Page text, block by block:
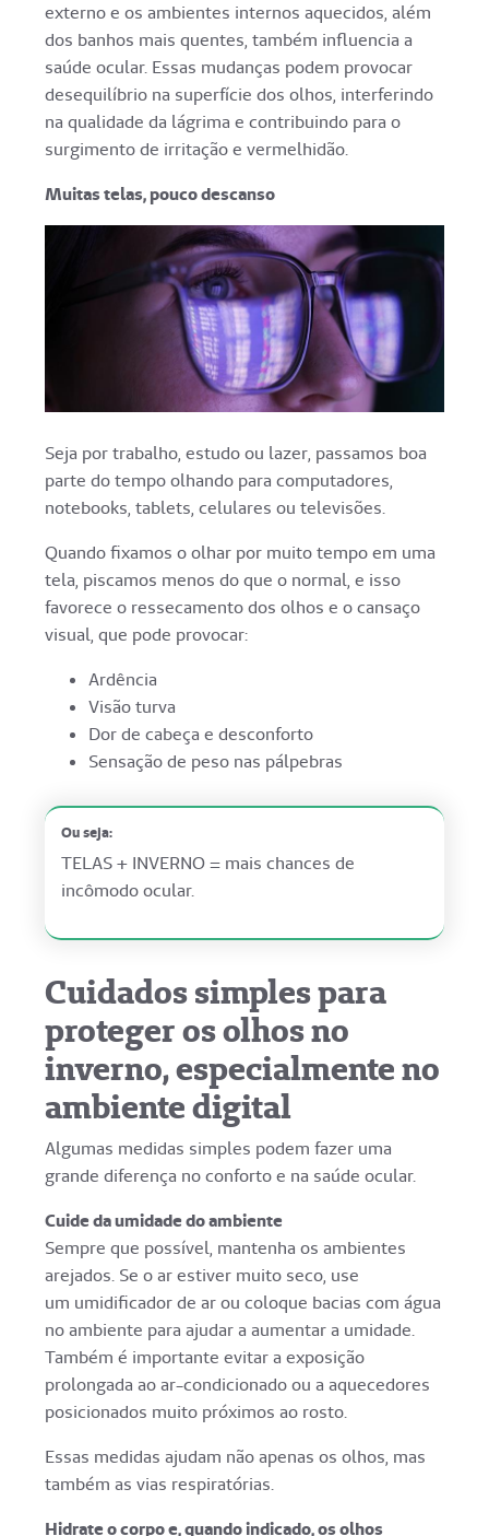
externo e os ambientes internos aquecidos, além
dos banhos mais quentes, também influencia a
saúde ocular. Essas mudanças podem provocar
desequilíbrio na superfície dos olhos, interferindo
na qualidade da lágrima e contribuindo para o
surgimento de irritação e vermelhidão.
Muitas telas, pouco descanso
Seja por trabalho, estudo ou lazer, passamos boa
parte do tempo olhando para computadores,
notebooks, tablets, celulares ou televisões.
Quando fixamos o olhar por muito tempo em uma
tela, piscamos menos do que o normal, e isso
favorece o ressecamento dos olhos e o cansaço
visual, que pode provocar:
Ardência
Visão turva
Dor de cabeça e desconforto
Sensação de peso nas pálpebras
Ou seja:
TELAS + INVERNO = mais chances de
incômodo ocular.
Cuidados simples para
proteger os olhos no
inverno, especialmente no
ambiente digital
Algumas medidas simples podem fazer uma
grande diferença no conforto e na saúde ocular.
Cuide da umidade do ambiente
Sempre que possível, mantenha os ambientes
arejados. Se o ar estiver muito seco, use
um umidificador de ar ou coloque bacias com água
no ambiente para ajudar a aumentar a umidade.
Também é importante evitar a exposição
prolongada ao ar-condicionado ou a aquecedores
posicionados muito próximos ao rosto.
Essas medidas ajudam não apenas os olhos, mas
também as vias respiratórias.
Hidrate o corpo e, quando indicado, os olhos